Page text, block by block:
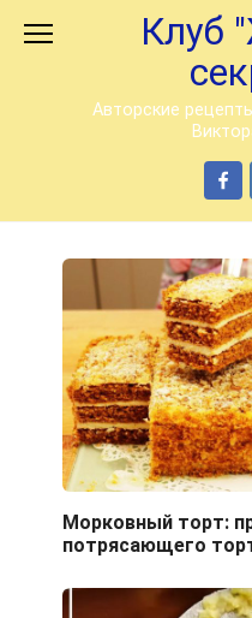
Клуб
Авторские
Морковный торт:
потрясающего